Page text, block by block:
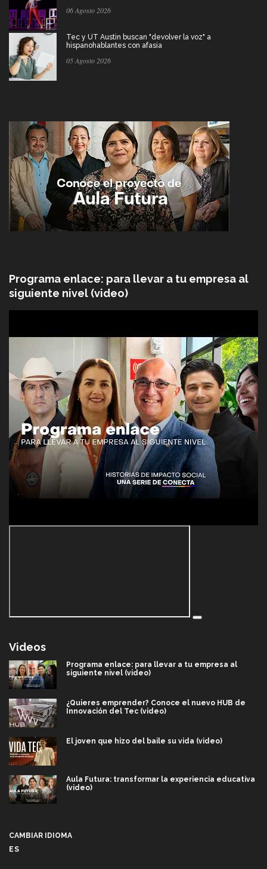
06 Agosto 2026
Tec y UT Austin buscan "devolver la voz" a
hispanohablantes con afasia
05 Agosto 2026
Programa enlace: para llevar a tu empresa al
siguiente nivel (video)
Videos
Programa enlace: para llevar a tu empresa al
siguiente nivel (video)
¿Quieres emprender? Conoce el nuevo HUB de
Innovación del Tec (video)
El joven que hizo del baile su vida (video)
Aula Futura: transformar la experiencia educativa
(video)
CAMBIAR IDIOMA
ES